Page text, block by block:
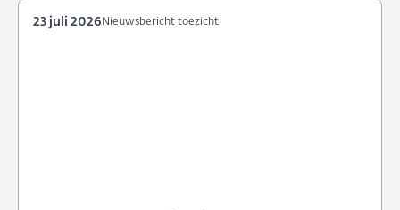
Nieuwsbericht toezicht
23 juli 2026